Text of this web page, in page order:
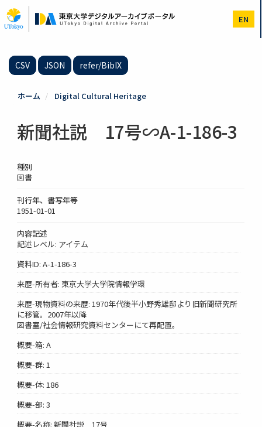
イ
ン
EN
CSV JSON refer/BibIX
ホーム Digital Cultural Heritage
新聞社説 17号∽A-1-186-3
種別
図書
刊行年、書写年等
1951-01-01
内容記述
記述レベル: アイテム
資料ID: A-1-186-3
来歴-所有者: 東京大学大学院情報学環
来歴-現物資料の来歴: 1970年代後半小野秀雄邸より旧新聞研究所
に移管。2007年以降
図書室/社会情報研究資料センターにて再配置。
概要-箱: A
概要-群: 1
概要-体: 186
概要-部: 3
概要-名称: 新聞社説 17号